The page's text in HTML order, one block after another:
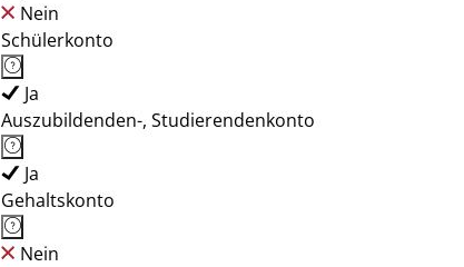
Nein
Schülerkonto
Ja
Auszubildenden-, Studierendenkonto
Ja
Gehaltskonto
Nein